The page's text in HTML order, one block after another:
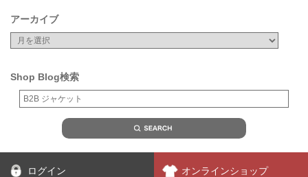
アーカイブ
Shop Blog検索
ログイン オンラインショップ